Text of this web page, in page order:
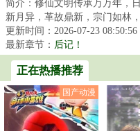
简介：修仙文明传承万万年，日
新月异，革故鼎新，宗门如林，
强者如蚁。修士有奇遇，宗门有
死战，天地有灵...
更新时间：2026-07-23 08:50:56
最新章节： 后记！
正在热播推荐
国产动漫